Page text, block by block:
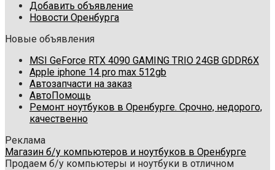
Добавить объявление
Новости Оренбурга
Новые объявления
MSI GeForce RTX 4090 GAMING TRIO 24GB GDDR6X
Apple iphone 14 pro max 512gb
Автозапчасти на заказ
АвтоПомощь
Ремонт ноутбуков в Оренбурге. Срочно, недорого,
качественно
Реклама
Магазин б/у компьютеров и ноутбуков в Оренбурге
Продаем б/у компьютеры и ноутбуки в отличном